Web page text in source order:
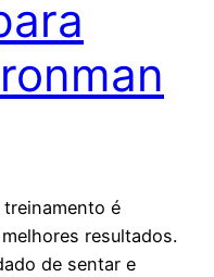
é
resultados.
de sentar e